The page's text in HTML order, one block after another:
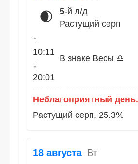
🌒 5-й л/д
Растущий серп
↑
10:11
↓
20:01
В знаке Весы ♎
Неблагоприятный день.
Растущий серп, 25.3%
18 августа Вт